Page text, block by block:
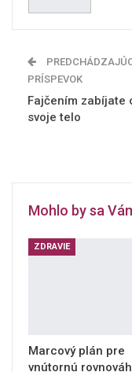
PRÍSPEVOK
Fajčením zabíjate
svoje telo
Mohlo by sa
ZDRAVIE
Marcový plán pre
vnútornú